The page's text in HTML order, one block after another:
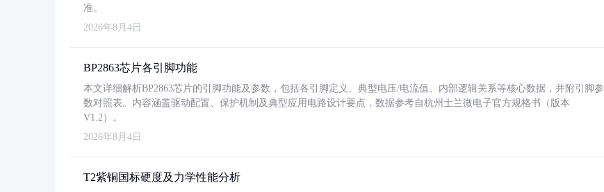
准。
2026年8月4日
BP2863芯片各引脚功能
本文详细解析BP2863芯片的引脚功能及参数，包括各引脚定义、典型电压/电流值、内部逻辑关系等核心数据，并附引脚参
数对照表。内容涵盖驱动配置、保护机制及典型应用电路设计要点，数据参考自杭州士兰微电子官方规格书（版本
V1.2）。
2026年8月4日
T2紫铜国标硬度及力学性能分析